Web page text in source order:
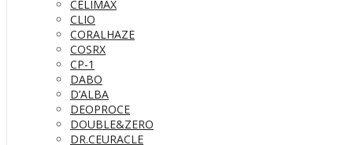
CELIMAX
CLIO
CORALHAZE
COSRX
CP-1
DABO
D’ALBA
DEOPROCE
DOUBLE&ZERO
DR.CEURACLE